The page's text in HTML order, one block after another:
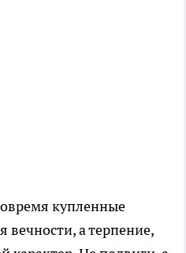
купленные
вечности, а терпение,